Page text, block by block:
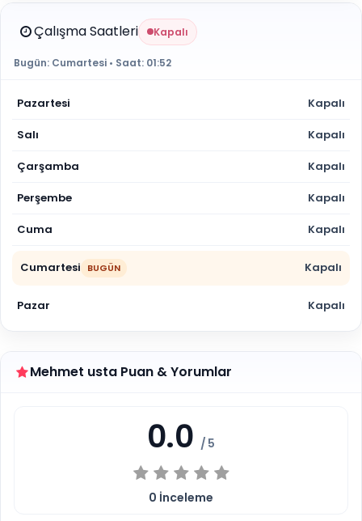
Çalışma Saatleri Kapalı
Bugün: Cumartesi • Saat: 01:52
Pazartesi Kapalı
Salı Kapalı
Çarşamba Kapalı
Perşembe Kapalı
Cuma Kapalı
Cumartesi BUGÜN Kapalı
Pazar Kapalı
Mehmet usta Puan & Yorumlar
0.0 / 5
0 İnceleme